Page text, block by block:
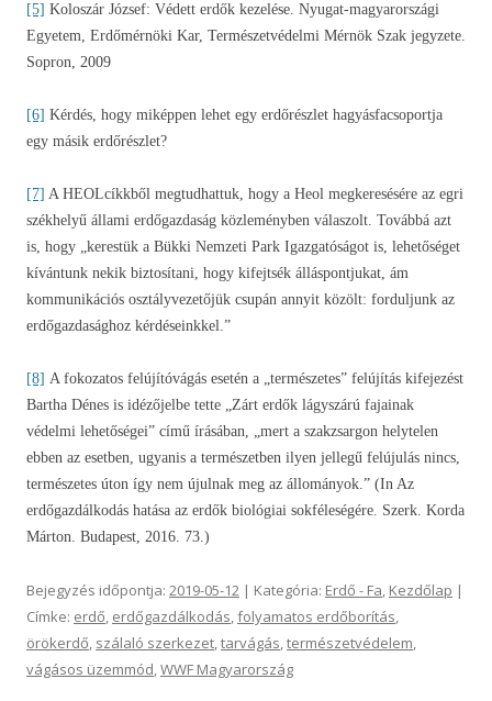
[5] Koloszár József: Védett erdők kezelése. Nyugat-magyarországi
Egyetem, Erdőmérnöki Kar, Természetvédelmi Mérnök Szak jegyzete.
Sopron, 2009
[6] Kérdés, hogy miképpen lehet egy erdőrészlet hagyásfacsoportja
egy másik erdőrészlet?
[7] A HEOLcíkkből megtudhattuk, hogy a Heol megkeresésére az egri
székhelyű állami erdőgazdaság közleményben válaszolt. Továbbá azt
is, hogy „kerestük a Bükki Nemzeti Park Igazgatóságot is, lehetőséget
kívántunk nekik biztosítani, hogy kifejtsék álláspontjukat, ám
kommunikációs osztályvezetőjük csupán annyit közölt: forduljunk az
erdőgazdasághoz kérdéseinkkel.”
[8] A fokozatos felújítóvágás esetén a „természetes” felújítás kifejezést
Bartha Dénes is idézőjelbe tette „Zárt erdők lágyszárú fajainak
védelmi lehetőségei” című írásában, „mert a szakzsargon helytelen
ebben az esetben, ugyanis a természetben ilyen jellegű felújulás nincs,
természetes úton így nem újulnak meg az állományok.” (In Az
erdőgazdálkodás hatása az erdők biológiai sokféleségére. Szerk. Korda
Márton. Budapest, 2016. 73.)
Bejegyzés időpontja: 2019-05-12 | Kategória: Erdő - Fa, Kezdőlap |
Címke: erdő, erdőgazdálkodás,folyamatos erdőborítás,
örökerdő, szálaló szerkezet,tarvágás,természetvédelem,
vágásos üzemmód,WWF Magyarország